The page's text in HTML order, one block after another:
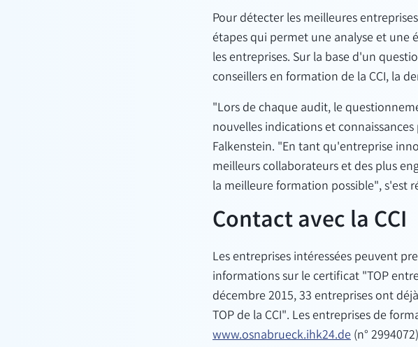
Pour détecter les meilleures
étapes qui permet une analyse et
les entreprises. Sur la base d'un
conseillers en formation de la CCI, la
"Lors de chaque audit, le
nouvelles indications et
Falkenstein. "En tant qu'entreprise
meilleurs collaborateurs et des plus
la meilleure formation possible", s'est
Contact avec la CCI
Les entreprises intéressées peuvent
informations sur le certificat "TOP
décembre 2015, 33 entreprises ont
TOP de la CCI". Les entreprises de
www.osnabrueck.ihk24.de(n°